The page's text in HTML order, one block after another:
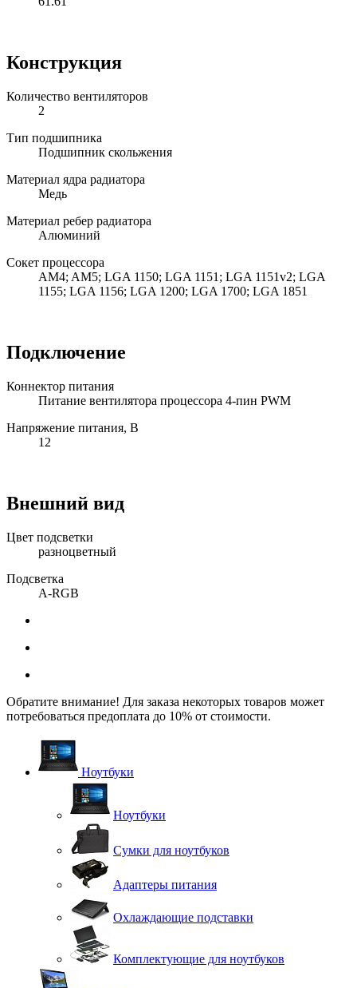
Конструкция
Количество вентиляторов
2
Тип подшипника
Подшипник скольжения
Материал ядра радиатора
Медь
Материал ребер радиатора
Алюминий
Сокет процессора
AM4; AM5; LGA 1150; LGA 1151; LGA 1151v2; LGA
1155; LGA 1156; LGA 1200; LGA 1700; LGA 1851
Подключение
Коннектор питания
Питание вентилятора процессора 4-пин PWM
Напряжение питания, В
12
Внешний вид
Цвет подсветки
разноцветный
Подсветка
A-RGB
Обратите внимание! Для заказа некоторых товаров может
потребоваться предоплата до 10% от стоимости.
Ноутбуки
Ноутбуки
Сумки для ноутбуков
Адаптеры питания
Охлаждающие подставки
Комплектующие для ноутбуков